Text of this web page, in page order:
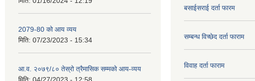
2079-80 को आय व्यय
मिति: 07/23/2023 - 15:34
आ.व. २०७९/८० तेस्रो त्रैमासिक सम्मको आय-व्यय
बसाईसराई दर्ता फारम
सम्बन्ध विच्छेद दर्ता फाराम
विवाह दर्ता फाराम